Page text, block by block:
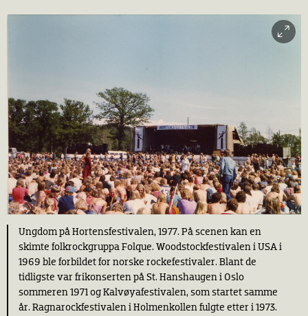
Ungdom på Hortensfestivalen, 1977. På scenen kan en
skimte folkrockgruppa Folque. Woodstockfestivalen i USA i
1969 ble forbildet for norske rockefestivaler. Blant de
tidligste var frikonserten på St. Hanshaugen i Oslo
sommeren 1971 og Kalvøyafestivalen, som startet samme
år. Ragnarockfestivalen i Holmenkollen fulgte etter i 1973.